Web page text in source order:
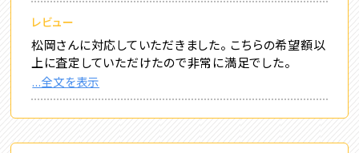
レビュー
松岡さんに対応していただきました。 こちらの希望額以
上に査定していただけたので非常に満足でした。
...全文を表示